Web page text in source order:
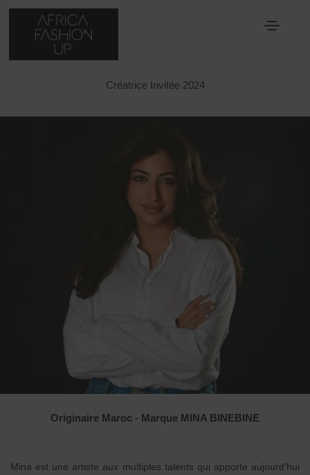
MINA BINEBINE
Créatrice Invitée 2024
Originaire Maroc - Marque MINA BINEBINE
Mina est une artiste aux multiples talents qui apporte aujourd’hui